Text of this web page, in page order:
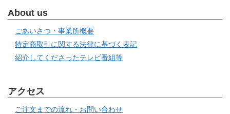
About us
ごあいさつ・事業所概要
特定商取引に関する法律に基づく表記
紹介してくださったテレビ番組等
アクセス
ご注文までの流れ・お問い合わせ